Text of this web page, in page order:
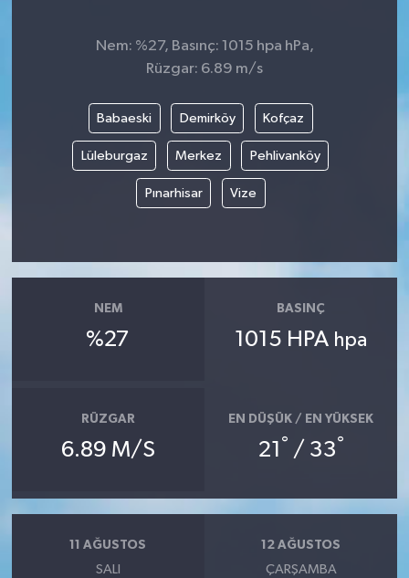
Nem: %27, Basınç: 1015 hpa hPa,
Rüzgar: 6.89 m/s
Babaeski Demirköy Kofçaz
Lüleburgaz Merkez Pehlivanköy
Pınarhisar Vize
NEM
%27
BASINÇ
1015 HPA hpa
RÜZGAR
6.89 M/S
EN DÜŞÜK / EN YÜKSEK
21 ° / 33°
11 AĞUSTOS
SALI
12 AĞUSTOS
ÇARŞAMBA
Yaşam
Yurttan